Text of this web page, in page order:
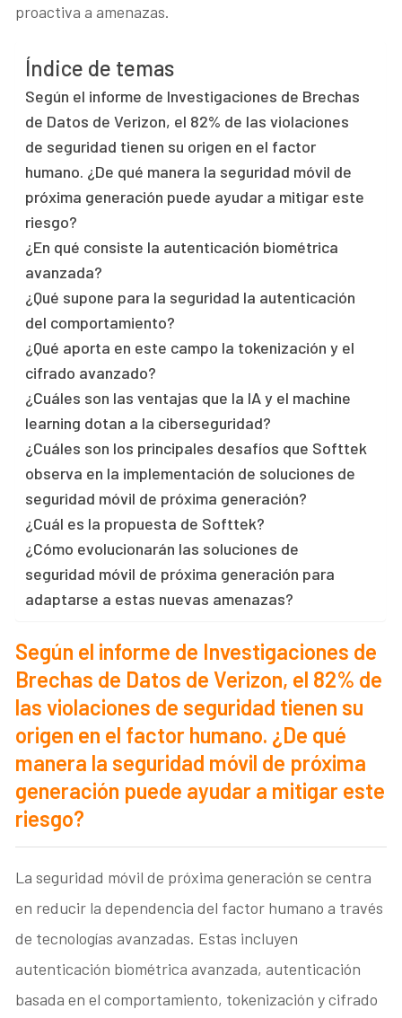
proactiva a amenazas.
Índice de temas
Según el informe de Investigaciones de Brechas
de Datos de Verizon, el 82% de las violaciones
de seguridad tienen su origen en el factor
humano. ¿De qué manera la seguridad móvil de
próxima generación puede ayudar a mitigar este
riesgo?
¿En qué consiste la autenticación biométrica
avanzada?
¿Qué supone para la seguridad la autenticación
del comportamiento?
¿Qué aporta en este campo la tokenización y el
cifrado avanzado?
¿Cuáles son las ventajas que la IA y el machine
learning dotan a la ciberseguridad?
¿Cuáles son los principales desafíos que Softtek
observa en la implementación de soluciones de
seguridad móvil de próxima generación?
¿Cuál es la propuesta de Softtek?
¿Cómo evolucionarán las soluciones de
seguridad móvil de próxima generación para
adaptarse a estas nuevas amenazas?
Según el informe de Investigaciones de
Brechas de Datos de Verizon, el 82% de
las violaciones de seguridad tienen su
origen en el factor humano. ¿De qué
manera la seguridad móvil de próxima
generación puede ayudar a mitigar este
riesgo?
La seguridad móvil de próxima generación se centra
en reducir la dependencia del factor humano a través
de tecnologías avanzadas. Estas incluyen
autenticación biométrica avanzada, autenticación
basada en el comportamiento, tokenización y cifrado